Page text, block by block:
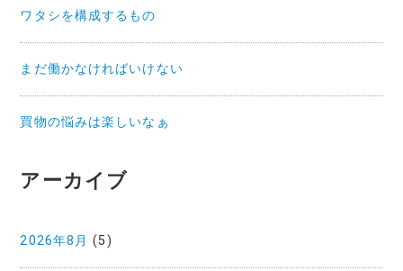
ワタシを構成するもの
まだ働かなければいけない
買物の悩みは楽しいなぁ
アーカイブ
2026年8月 (5)